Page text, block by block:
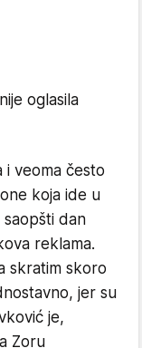
oglasila
i veoma često
koja ide u
saopšti dan
reklama.
skratim skoro
jer su
je,
Zoru